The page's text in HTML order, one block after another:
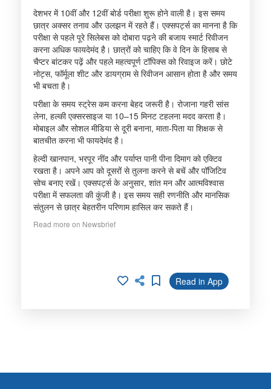
देशभर में 10वीं और 12वीं बोर्ड परीक्षा शुरू होने वाली है। इस समय
छात्र अक्सर तनाव और उलझन में रहते हैं। एक्सपर्ट्स का मानना है कि
परीक्षा से पहले पूरे सिलेबस को दोबारा पढ़ने की बजाय स्मार्ट रिवीजन
करना अधिक फायदेमंद है। छात्रों को चाहिए कि वे दिन के हिसाब से
चैप्टर बांटकर पढ़ें और पहले महत्वपूर्ण टॉपिक्स को रिवाइज करें। छोटे
नोट्स, फॉर्मूला शीट और डायग्राम से रिवीजन आसान होता है और समय
भी बचता है।
परीक्षा के समय स्ट्रेस कम करना बेहद जरूरी है। रोजाना गहरी सांस
लेना, हल्की एक्सरसाइज या 10–15 मिनट टहलना मदद करता है।
मोबाइल और सोशल मीडिया से दूरी बनाना, माता-पिता या शिक्षक से
बातचीत करना भी फायदेमंद है।
हेल्दी खानपान, भरपूर नींद और पर्याप्त पानी पीना दिमाग को एक्टिव
रखता है। अपने आप को दूसरों से तुलना करने से बचें और पॉजिटिव
सोच बनाए रखें। एक्सपर्ट्स के अनुसार, शांत मन और आत्मविश्वास
परीक्षा में सफलता की कुंजी है। इस समय सही रणनीति और मानसिक
संतुलन से छात्र बेहतरीन परिणाम हासिल कर सकते हैं।
Read more on Newsbrief
Read in App